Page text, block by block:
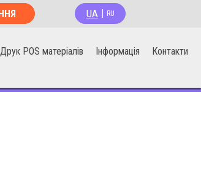
UA RU
Друк POS матеріалів Інформація Контакти